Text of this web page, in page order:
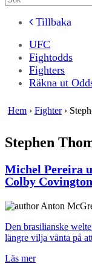
Tillbaka
UFC
Fightodds
Fighters
Räkna ut
Hem › Fighter ›
Stephen
Michel Pereira
Colby Covington
Anton
Den brasilianske
längre vilja vänta på
Läs mer